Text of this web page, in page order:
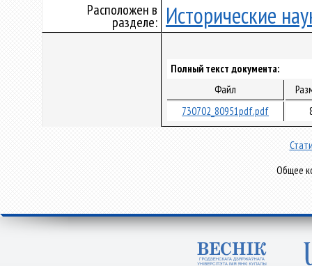
Расположен в
разделе: Исторические
Полный текст документа:
Файл
730702_80951pdf.pdf
Общее